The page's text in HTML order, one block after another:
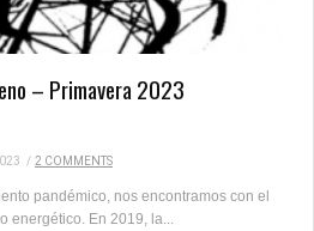
– Primavera 2023
/ 2 COMMENTS
pandémico, nos encontramos con el
energético. En 2019, la...